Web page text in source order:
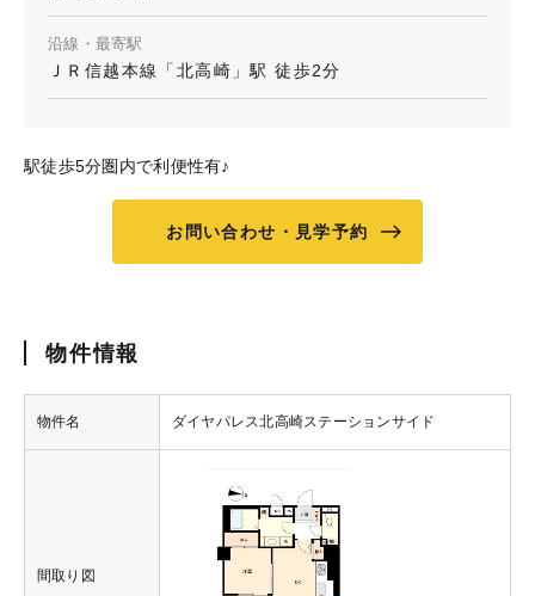
沿線・最寄駅
ＪＲ信越本線「北高崎」駅 徒歩2分
駅徒歩5分圏内で利便性有♪
お問い合わせ・見学予約
物件情報
物件名 ダイヤパレス北高崎ステーションサイド
間取り図